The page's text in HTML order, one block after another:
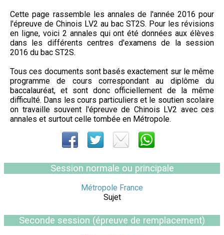
Cette page rassemble les annales de l'année 2016 pour
l'épreuve de Chinois LV2 au bac ST2S. Pour les révisions
en ligne, voici 2 annales qui ont été données aux élèves
dans les différents centres d'examens de la session
2016 du bac ST2S.
Tous ces documents sont basés exactement sur le même
programme de cours correspondant au diplôme du
baccalauréat, et sont donc officiellement de la même
difficulté. Dans les cours particuliers et le soutien scolaire
on travaille souvent l'épreuve de Chinois LV2 avec ces
annales et surtout celle tombée en Métropole.
Session normale ou principale
Métropole France
Sujet
Seconde session (épreuve de remplacement)